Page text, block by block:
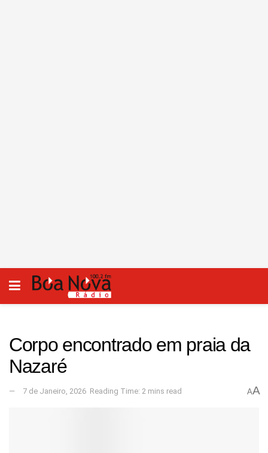
Corpo encontrado em praia da
Nazaré
7 de Janeiro, 2026 Reading Time: 2 mins read AA